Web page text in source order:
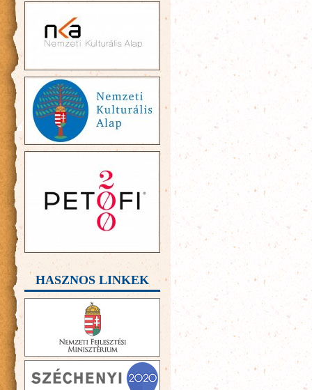
HASZNOS LINKEK